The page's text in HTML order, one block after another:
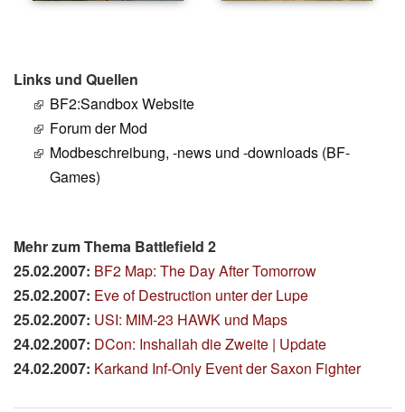
Links und Quellen
BF2:Sandbox Website
Forum der Mod
Modbeschreibung, -news und -downloads (BF-
Games)
Mehr zum Thema Battlefield 2
25.02.2007: BF2 Map: The Day After Tomorrow
25.02.2007: Eve of Destruction unter der Lupe
25.02.2007: USI: MIM-23 HAWK und Maps
24.02.2007: DCon: Inshallah die Zweite | Update
24.02.2007: Karkand Inf-Only Event der Saxon Fighter